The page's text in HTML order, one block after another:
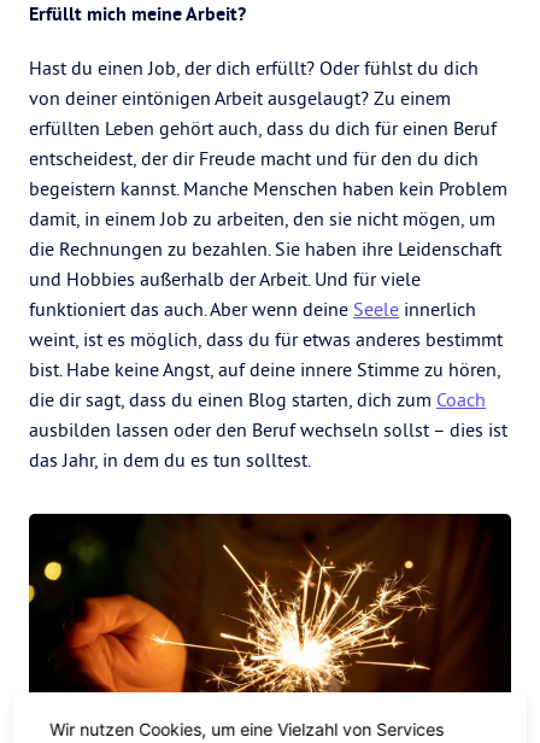
Erfüllt mich meine Arbeit?
Hast du einen Job, der dich erfüllt? Oder fühlst du dich
von deiner eintönigen Arbeit ausgelaugt? Zu einem
erfüllten Leben gehört auch, dass du dich für einen Beruf
entscheidest, der dir Freude macht und für den du dich
begeistern kannst. Manche Menschen haben kein Problem
damit, in einem Job zu arbeiten, den sie nicht mögen, um
die Rechnungen zu bezahlen. Sie haben ihre Leidenschaft
und Hobbies außerhalb der Arbeit. Und für viele
funktioniert das auch. Aber wenn deine Seele innerlich
weint, ist es möglich, dass du für etwas anderes bestimmt
bist. Habe keine Angst, auf deine innere Stimme zu hören,
die dir sagt, dass du einen Blog starten, dich zum Coach
ausbilden lassen oder den Beruf wechseln sollst – dies ist
das Jahr, in dem du es tun solltest.
Wir nutzen Cookies, um eine Vielzahl von Services